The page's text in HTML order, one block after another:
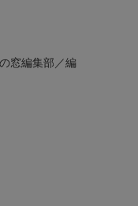
窓編集部／編